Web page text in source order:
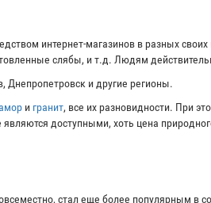
интернет-магазинов в разных
слябы, и т.д. Людям
и другие регионы.
и гранит, все их разновидности. При
доступными, хоть цена
стал еще более популярным в